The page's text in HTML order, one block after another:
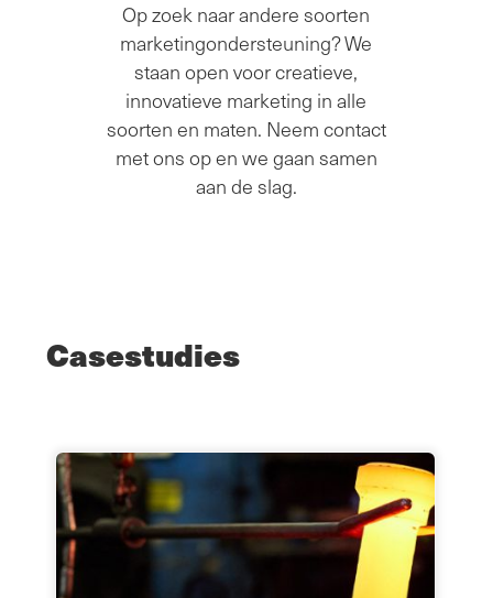
Op zoek naar andere soorten
marketingondersteuning? We
staan open voor creatieve,
innovatieve marketing in alle
soorten en maten. Neem contact
met ons op en we gaan samen
aan de slag.
Casestudies